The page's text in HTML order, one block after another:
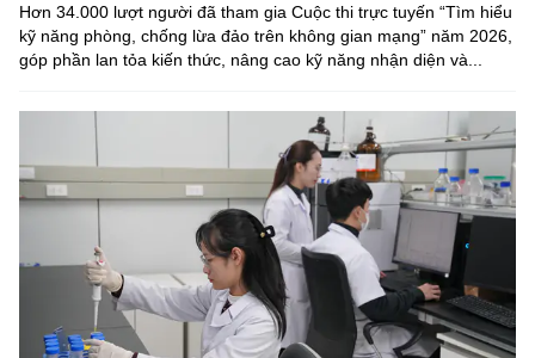
Hơn 34.000 lượt người đã tham gia Cuộc thi trực tuyến “Tìm hiểu
kỹ năng phòng, chống lừa đảo trên không gian mạng” năm 2026,
góp phần lan tỏa kiến thức, nâng cao kỹ năng nhận diện và...